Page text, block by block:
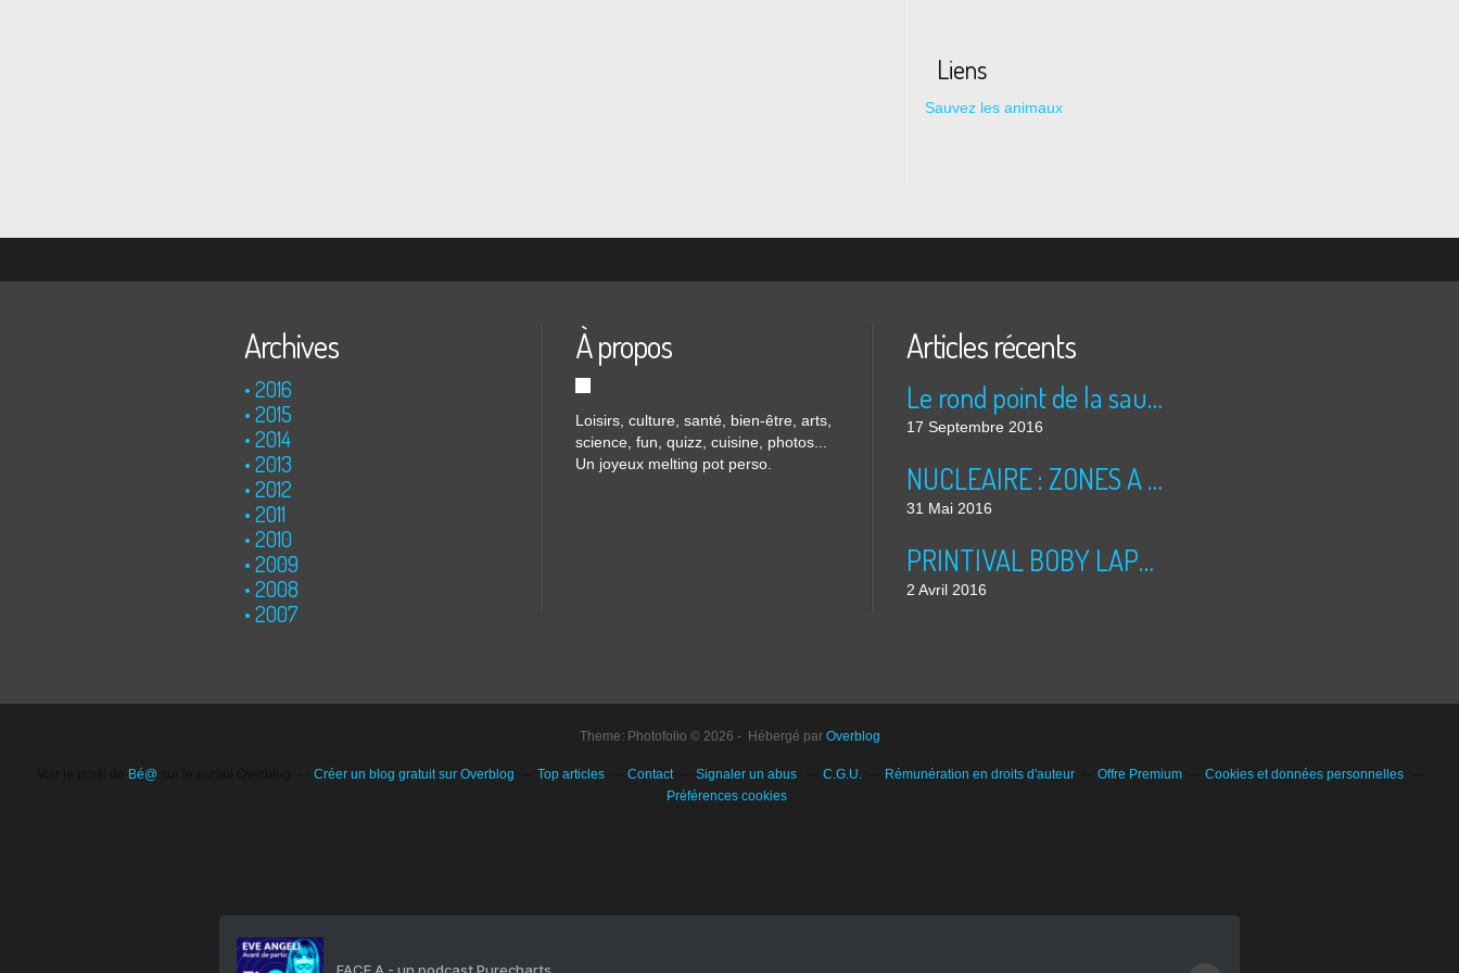
Liens
Sauvez les animaux
Archives
2016
2015
2014
2013
2012
2011
2010
2009
2008
2007
À propos
Loisirs, culture, santé, bien-être, arts,
science, fun, quizz, cuisine, photos...
Un joyeux melting pot perso.
Articles récents
Le rond point de la saucisse
17 Septembre 2016
NUCLEAIRE : ZONES A RISQUES
31 Mai 2016
PRINTIVAL BOBY LAPOINTE 2016
2 Avril 2016
Theme: Photofolio © 2026 - Hébergé par Overblog
Bé@sur le portail Overblog Créer un blog gratuit sur Overblog Top articles Contact Signaler un abus C.G.U. Rémunération en droits d'auteur Offre Premium
Cookies et données personnelles
Préférences cookies